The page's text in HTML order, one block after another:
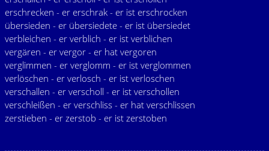
erschrecken - er erschrak - er ist erschrocken
übersieden - er übersiedete - er ist übersiedet
verbleichen - er verblich - er ist verblichen
vergären - er vergor - er hat vergoren
verglimmen - er verglomm - er ist verglommen
verlöschen - er verlosch - er ist verloschen
verschallen - er verscholl - er ist verschollen
verschleißen - er verschliss - er hat verschlissen
zerstieben - er zerstob - er ist zerstoben